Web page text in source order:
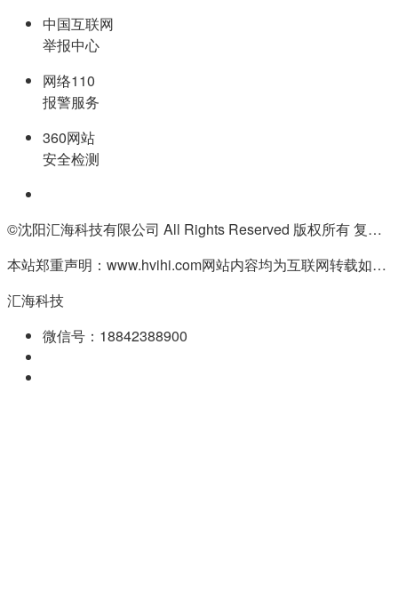
中国互联网
举报中心
网络110
报警服务
360网站
安全检测
©沈阳汇海科技有限公司 All Rights Reserved 版权所有 复制必究
本站郑重声明：www.hvihi.com网站内容均为互联网转载如有侵权请联系QQ:55506560删除
汇海科技
微信号：18842388900